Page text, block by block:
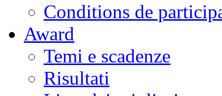
Conditions de
Award
Temi e scadenze
Risultati